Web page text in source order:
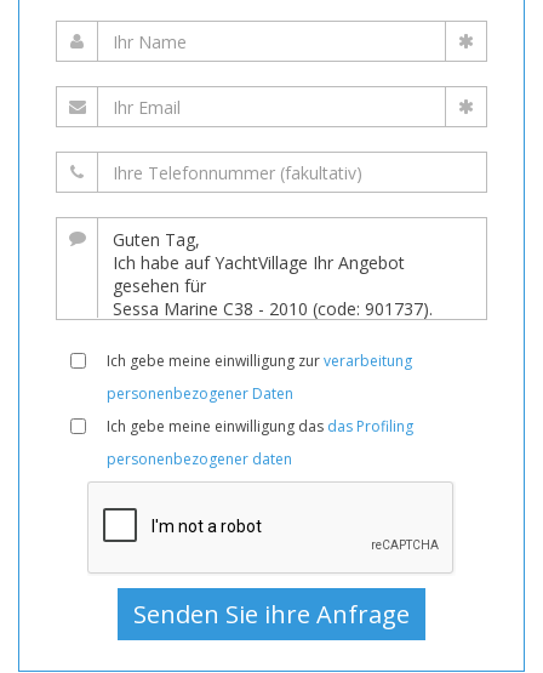
Ich gebe meine einwilligung zurverarbeitung
personenbezogener Daten
Ich gebe meine einwilligung das das Profiling
personenbezogener daten